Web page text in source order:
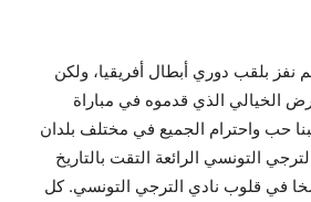
نفز بلقب دوري أبطال أفريقيا، ولكن
الخيالي الذي قدموه في مباراة
حب واحترام الجميع في مختلف بلدان
التونسي الرائعة التقت بالتاريخ
في قلوب نادي الترجي التونسي. كل